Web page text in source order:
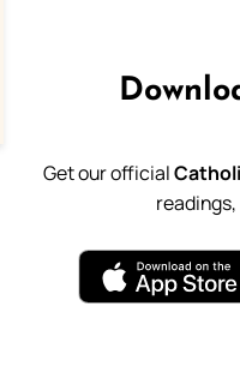
Get our official